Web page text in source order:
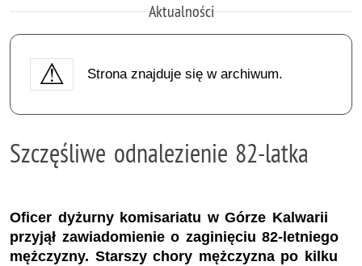
Aktualności
Strona znajduje się w archiwum.
Szczęśliwe odnalezienie 82-latka
Oficer dyżurny komisariatu w Górze Kalwarii
przyjął zawiadomienie o zaginięciu 82-letniego
mężczyzny. Starszy chory mężczyzna po kilku